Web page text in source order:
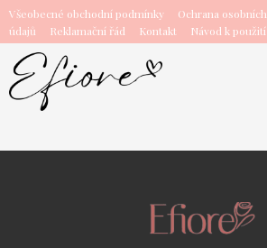
Všeobecné obchodní podmínky
Ochrana osobních
údajů
Reklamační řád Kontakt Návod k použití